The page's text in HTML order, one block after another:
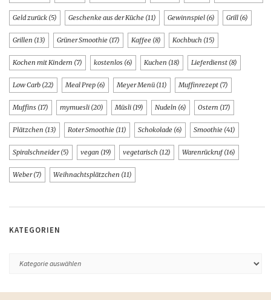
Geld zurück (5) Geschenke aus der Küche (11) Gewinnspiel (6) Grill (6)
Grillen (13) Grüner Smoothie (17) Kaffee (8) Kochbuch (15)
Kochen mit Kindern (7) kostenlos (6) Kuchen (18) Lieferdienst (8)
Low Carb (22) Meal Prep (6) Meyer Menü (11) Muffinrezept (7)
Muffins (17) mymuesli (20) Müsli (19) Nudeln (6) Ostern (17)
Plätzchen (13) Roter Smoothie (11) Schokolade (6) Smoothie (41)
Spiralschneider(5) vegan (19) vegetarisch (12) Warenrückruf(16)
Weber(7) Weihnachtsplätzchen (11)
KATEGORIEN